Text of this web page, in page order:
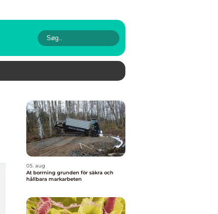
05. aug
At borrning grunden för säkra och
hållbara markarbeten